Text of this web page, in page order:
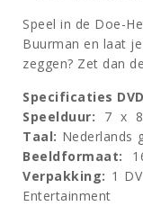
Speel in de Doe-
Buurman en laat
zeggen? Zet dan
Specificaties
Speelduur: 7 x
Taal: Nederlands
Beeldformaat:
Verpakking: 1
Entertainment